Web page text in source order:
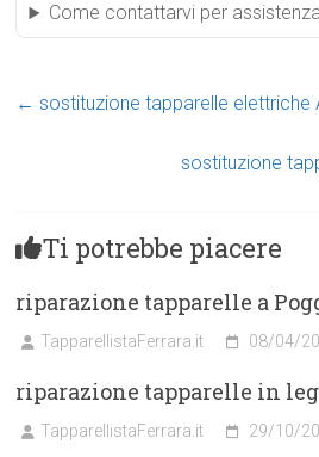
Come contattarvi per
← sostituzione tapparelle elettriche
sostituzione
Ti potrebbe piacere
riparazione tapparelle a
TapparellistaFerrara.it 08/04/
riparazione tapparelle in
TapparellistaFerrara.it 29/10/